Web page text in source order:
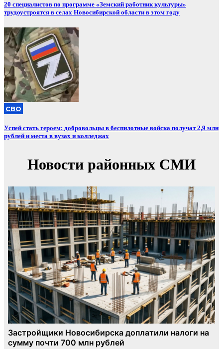
20 специалистов по программе «Земский работник культуры»
трудоустроятся в селах Новосибирской области в этом году
СВО
Успей стать героем: добровольцы в беспилотные войска получат 2,9 млн
рублей и места в вузах и колледжах